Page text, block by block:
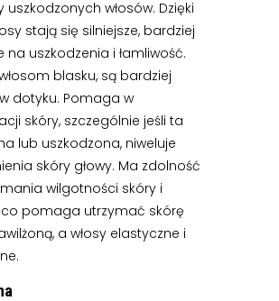
uszkodzonych włosów. Dzięki
stają się silniejsze, bardziej
na uszkodzenia i łamliwość.
blasku, są bardziej
dotyku. Pomaga w
skóry, szczególnie jeśli ta
lub uszkodzona, niweluje
skóry głowy. Ma zdolność
wilgotności skóry i
co pomaga utrzymać skórę
a włosy elastyczne i